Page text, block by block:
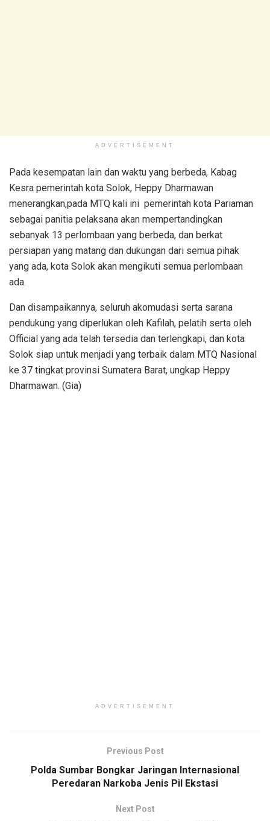
ADVERTISEMENT
Pada kesempatan lain dan waktu yang berbeda, Kabag
Kesra pemerintah kota Solok, Heppy Dharmawan
menerangkan,pada MTQ kali ini pemerintah kota Pariaman
sebagai panitia pelaksana akan mempertandingkan
sebanyak 13 perlombaan yang berbeda, dan berkat
persiapan yang matang dan dukungan dari semua pihak
yang ada, kota Solok akan mengikuti semua perlombaan
ada.
Dan disampaikannya, seluruh akomudasi serta sarana
pendukung yang diperlukan oleh Kafilah, pelatih serta oleh
Official yang ada telah tersedia dan terlengkapi, dan kota
Solok siap untuk menjadi yang terbaik dalam MTQ Nasional
ke 37 tingkat provinsi Sumatera Barat, ungkap Heppy
Dharmawan. (Gia)
ADVERTISEMENT
Previous Post
Polda Sumbar Bongkar Jaringan Internasional
Peredaran Narkoba Jenis Pil Ekstasi
Next Post